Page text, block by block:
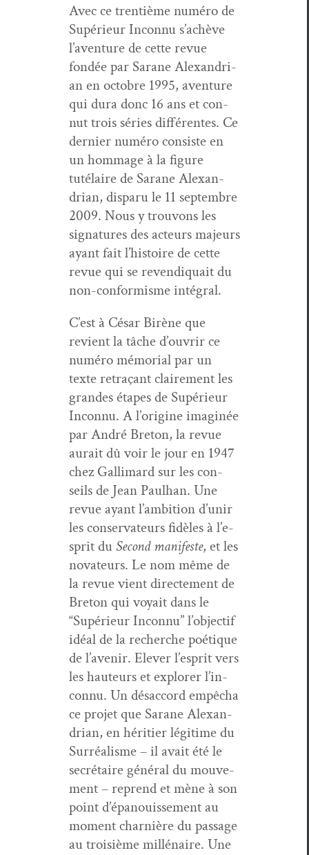
Avec ce tren­tième numéro de
Supérieur Incon­nu s’achève
l’aven­ture de cette revue
fondée par Sarane Alexan­dri­
an en octo­bre 1995, aven­ture
qui dura donc 16 ans et con­
nut trois séries dif­férentes. Ce
dernier numéro con­siste en
un hom­mage à la fig­ure
tutélaire de Sarane Alexan­
dri­an, dis­paru le 11 sep­tem­bre
2009. Nous y trou­vons les
sig­na­tures des acteurs majeurs
ayant fait l’his­toire de cette
revue qui se revendi­quait du
non-con­formisme intégral.
C’est à César Birène que
revient la tâche d’ou­vrir ce
numéro mémo­r­i­al par un
texte retraçant claire­ment les
grandes étapes de Supérieur
Incon­nu. A l’o­rig­ine imag­inée
par André Bre­ton, la revue
aurait dû voir le jour en 1947
chez Gal­li­mard sur les con­
seils de Jean Paul­han. Une
revue ayant l’am­bi­tion d’u­nir
les con­ser­va­teurs fidèles à l’e­
sprit du Sec­ond man­i­feste, et les
nova­teurs. Le nom même de
la revue vient directe­ment de
Bre­ton qui voy­ait dans le
“Supérieur Incon­nu” l’ob­jec­tif
idéal de la recherche poé­tique
de l’avenir. Elever l’e­sprit vers
les hau­teurs et explor­er l’in­
con­nu. Un désac­cord empêcha
ce pro­jet que Sarane Alexan­
dri­an, en héri­ti­er légitime du
Sur­réal­isme – il avait été le
secré­taire général du mou­ve­
ment – reprend et mène à son
point d’é­panouisse­ment au
moment charnière du pas­sage
au troisième mil­lé­naire. Une